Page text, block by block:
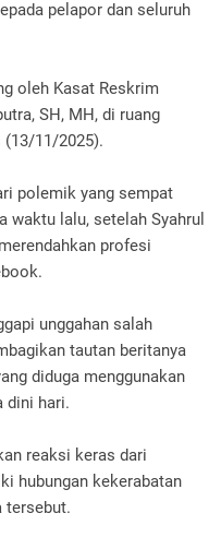
pelapor dan seluruh
oleh Kasat Reskrim
SH, MH, di ruang
(13/11/2025).
polemik yang sempat
waktu lalu, setelah Syahrul
profesi
unggahan salah
tautan beritanya
diduga menggunakan
dini hari.
reaksi keras dari
hubungan kekerabatan
tersebut.